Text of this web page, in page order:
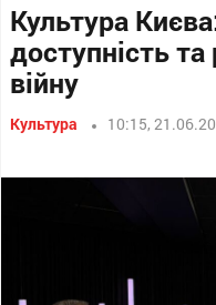
Культура
доступність
війну
Культура 10:15,